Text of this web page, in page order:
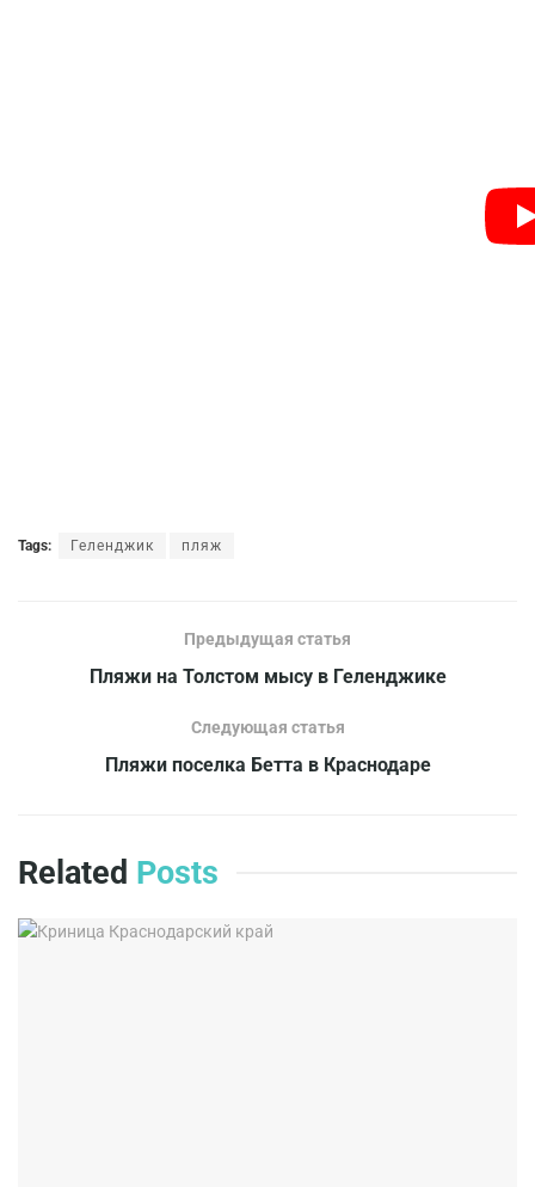
Tags: Геленджик пляж
Предыдущая статья
Пляжи на Толстом мысу в Геленджике
Следующая статья
Пляжи поселка Бетта в Краснодаре
Related Posts